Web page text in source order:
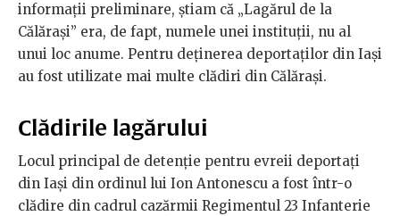
informații preliminare, știam că „Lagărul de la
Călărași” era, de fapt, numele unei instituții, nu al
unui loc anume. Pentru deținerea deportaților din Iași
au fost utilizate mai multe clădiri din Călărași.
Clădirile lagărului
Locul principal de detenție pentru evreii deportați
din Iași din ordinul lui Ion Antonescu a fost într-o
clădire din cadrul cazărmii Regimentul 23 Infanterie